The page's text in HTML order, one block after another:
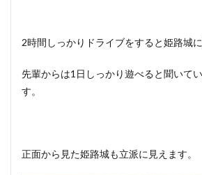
2時間しっかりドライブをすると姫路城に
先輩からは1日しっかり遊べると聞いて
す。
正面から見た姫路城も立派に見えます。